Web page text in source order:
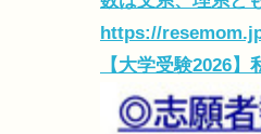
https://
【大学受験2026